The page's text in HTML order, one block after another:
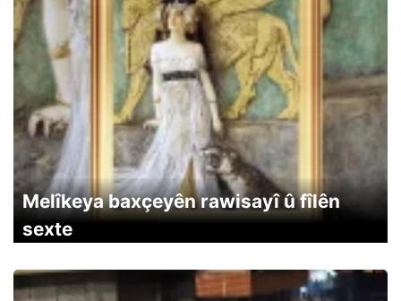
Melîkeya baxçeyên rawisayî û fîlên
sexte